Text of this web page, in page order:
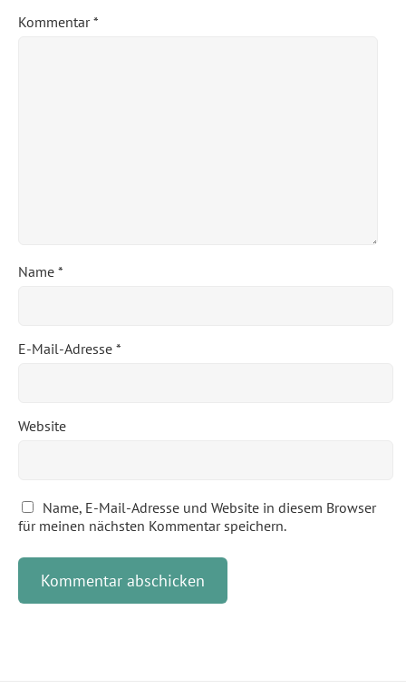
Kommentar*
Name *
E-Mail-Adresse *
Website
Name, E-Mail-Adresse und Website in diesem Browser
für meinen nächsten Kommentar speichern.